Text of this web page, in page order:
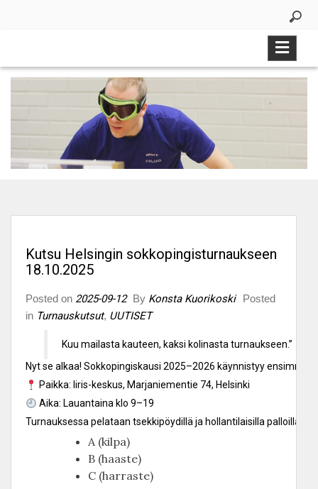
Kutsu Helsingin sokkopingisturnaukseen
18.10.2025
Posted on 2025-09-12 By Konsta Kuorikoski
Posted
in Turnauskutsut, UUTISET
Kuu mailasta kauteen, kaksi kolinasta turnaukseen.”
Nyt se alkaa! Sokkopingiskausi 2025–2026 käynnistyy
Paikka: Iiris-keskus, Marjaniementie 74, Helsinki
Aika: Lauantaina klo 9–19
Turnauksessa pelataan tsekkipöydillä ja hollantilaisilla palloilla.
A (kilpa)
B (haaste)
C (harraste)